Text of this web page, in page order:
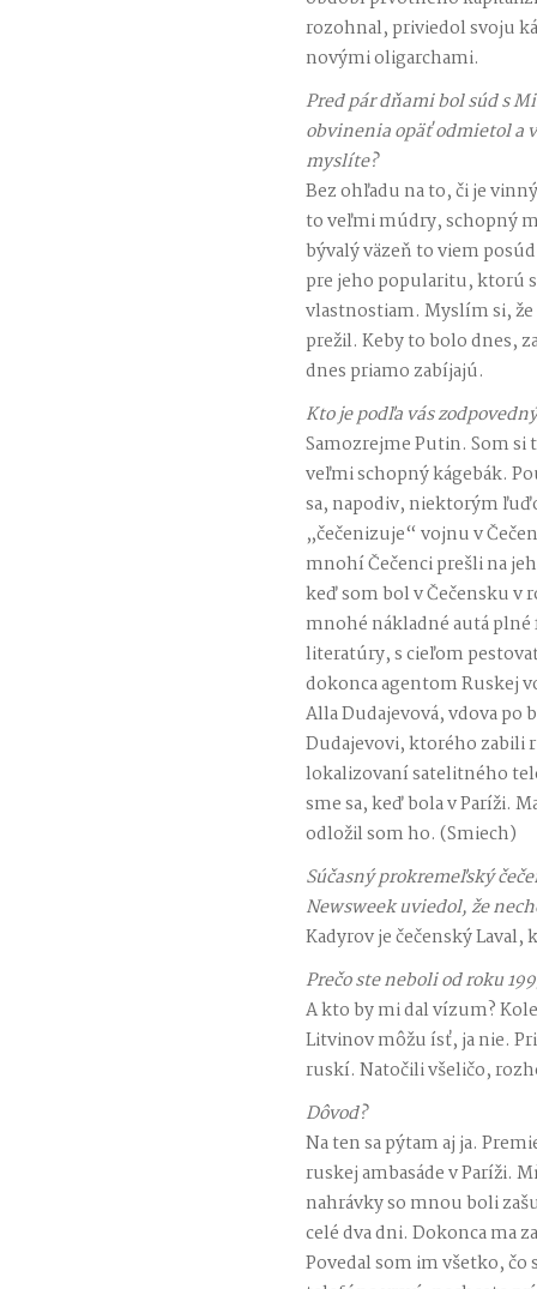
rozohnal, priviedol svoju
novými oligarchami.
Pred pár dňami bol súd s
obvinenia opäť odmietol a
myslíte?
Bez ohľadu na to, či je
to veľmi múdry, schopný
bývalý väzeň to viem
pre jeho popularitu, ktorú
vlastnostiam. Myslím si,
prežil. Keby to bolo dnes,
dnes priamo zabíjajú.
Kto je podľa vás
Samozrejme Putin. Som
veľmi schopný kágebák.
sa, napodiv, niektorým
„čečenizuje“ vojnu v
mnohí Čečenci prešli na
keď som bol v Čečensku v
mnohé nákladné autá
literatúry, s cieľom
dokonca agentom Ruskej
Alla Dudajevová, vdova
Dudajevovi, ktorého zabili
lokalizovaní satelitného
sme sa, keď bola v Paríži.
odložil som ho. (Smiech)
Súčasný prokremeľský
Newsweek uviedol, že
Kadyrov je čečenský
Prečo ste neboli od roku
A kto by mi dal vízum?
Litvinov môžu ísť, ja nie.
ruskí. Natočili všeličo,
Dôvod?
Na ten sa pýtam aj ja.
ruskej ambasáde v Paríži.
nahrávky so mnou boli
celé dva dni. Dokonca ma
Povedal som im všetko,